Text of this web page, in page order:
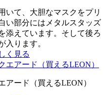
いて、大胆なマスクをプリ
い部分にはメタルスタッズ
添えています。そして後ろ
入ります。
く見る
アード（買えるLEON）